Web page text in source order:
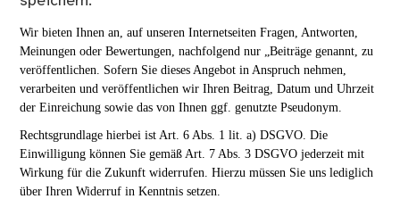
Wir bieten Ihnen an, auf unseren Internetseiten Fragen, Antworten,
Meinungen oder Bewertungen, nachfolgend nur „Beiträge genannt, zu
veröffentlichen. Sofern Sie dieses Angebot in Anspruch nehmen,
verarbeiten und veröffentlichen wir Ihren Beitrag, Datum und Uhrzeit
der Einreichung sowie das von Ihnen ggf. genutzte Pseudonym.
Rechtsgrundlage hierbei ist Art. 6 Abs. 1 lit. a) DSGVO. Die
Einwilligung können Sie gemäß Art. 7 Abs. 3 DSGVO jederzeit mit
Wirkung für die Zukunft widerrufen. Hierzu müssen Sie uns lediglich
über Ihren Widerruf in Kenntnis setzen.